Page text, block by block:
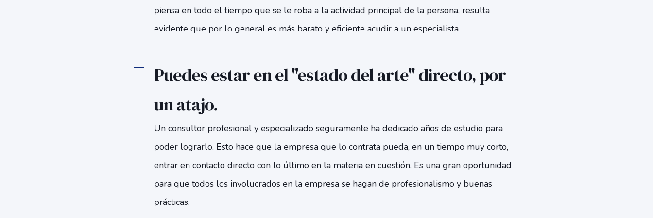
piensa en todo el tiempo que se le roba a la actividad principal de la persona, resulta
evidente que por lo general es más barato y eficiente acudir a un especialista.
Puedes estar en el "estado del arte" directo, por
un atajo.
Un consultor profesional y especializado seguramente ha dedicado años de estudio para
poder lograrlo. Esto hace que la empresa que lo contrata pueda, en un tiempo muy corto,
entrar en contacto directo con lo último en la materia en cuestión. Es una gran oportunidad
para que todos los involucrados en la empresa se hagan de profesionalismo y buenas
prácticas.